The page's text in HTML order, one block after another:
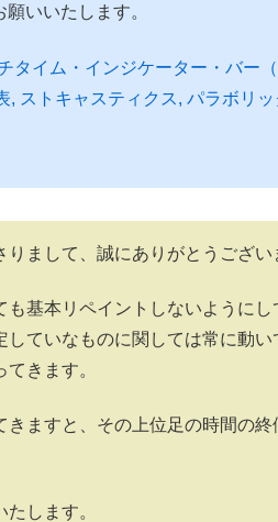
いいたします。
タイム・インジケーター・バー
, ストキャスティクス, パラボリ
まして、誠にありがとうござい
も基本リペイントしないようにし
していなものに関しては常に動い
きます。
きますと、その上位足の時間の終
します。